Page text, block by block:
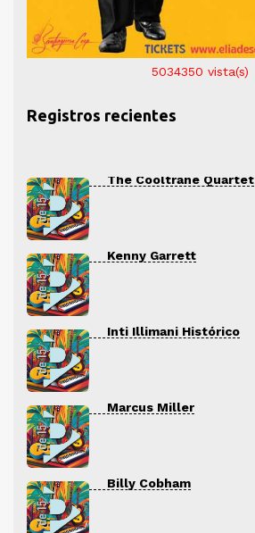
5034350 vista(s)
Registros recientes
The Cooltrane Quartet
Kenny Garrett
Inti Illimani Histórico
Marcus Miller
Billy Cobham